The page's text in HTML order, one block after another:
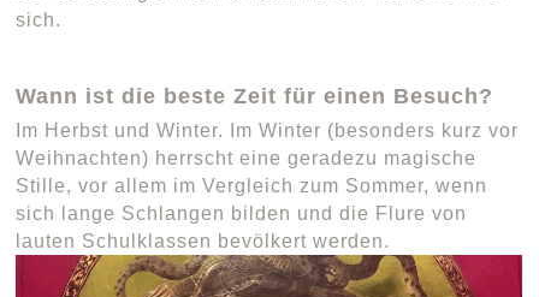
sich.
Wann ist die beste Zeit für einen Besuch?
Im Herbst und Winter. Im Winter (besonders kurz vor
Weihnachten) herrscht eine geradezu magische
Stille, vor allem im Vergleich zum Sommer, wenn
sich lange Schlangen bilden und die Flure von
lauten Schulklassen bevölkert werden.